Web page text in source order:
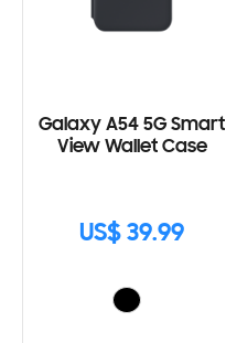
Galaxy A54 5G Smart
View Wallet Case
US$ 39.99